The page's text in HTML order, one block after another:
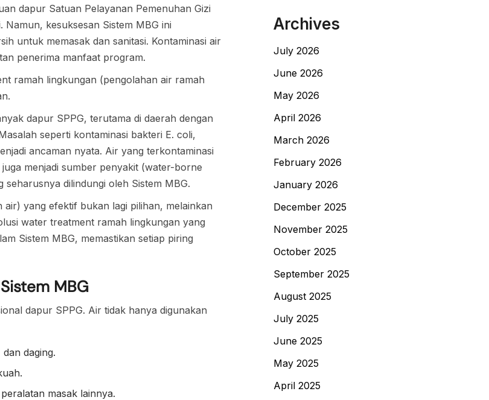
dapur Satuan Pelayanan Pemenuhan Gizi
kesuksesan Sistem MBG ini
untuk memasak dan sanitasi. Kontaminasi air
penerima manfaat program.
ramah lingkungan (pengolahan air ramah
dapur SPPG, terutama di daerah dengan
seperti kontaminasi bakteri E. coli,
ancaman nyata. Air yang terkontaminasi
menjadi sumber penyakit (water-borne
dilindungi oleh Sistem MBG.
yang efektif bukan lagi pilihan, melainkan
water treatment ramah lingkungan yang
Sistem MBG, memastikan setiap piring
MBG
dapur SPPG. Air tidak hanya digunakan
daging.
masak lainnya.
Archives
July 2026
June 2026
May 2026
April 2026
March 2026
February 2026
January 2026
December 2025
November 2025
October 2025
September 2025
August 2025
July 2025
June 2025
May 2025
April 2025